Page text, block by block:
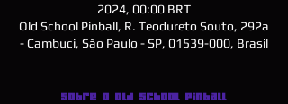
2024, 00:00 BRT
Old School Pinball, R. Teodureto Souto, 292a
- Cambuci, São Paulo - SP, 01539-000, Brasil
Sobre o Old School Pinball